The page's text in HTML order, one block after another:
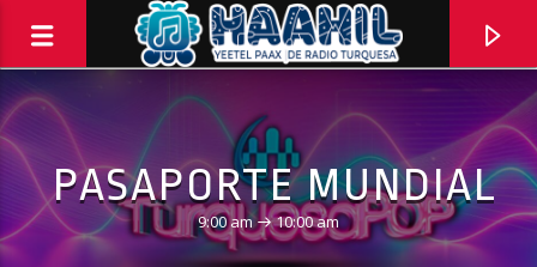
PASAPORTE MUNDIAL
9:00 am 10:00 am